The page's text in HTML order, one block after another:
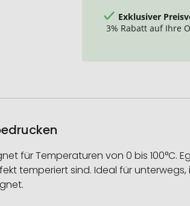
Exklusiver
3% Rabatt auf Ihre
für Temperaturen von 0 bis 100°C.
temperiert sind. Ideal für unterwegs,